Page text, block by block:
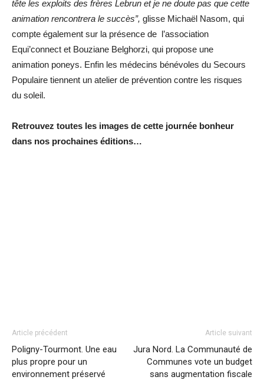
tête les exploits des frères Lebrun et je ne doute pas que cette
animation rencontrera le succès”, glisse Michaël Nasom, qui
compte également sur la présence de l’association
Equi’connect et Bouziane Belghorzi, qui propose une
animation poneys. Enfin les médecins bénévoles du Secours
Populaire tiennent un atelier de prévention contre les risques
du soleil.
Retrouvez toutes les images de cette journée bonheur
dans nos prochaines éditions…
Article précédent
Poligny-Tourmont. Une eau
plus propre pour un
environnement préservé
Article suivant
Jura Nord. La Communauté de
Communes vote un budget
sans augmentation fiscale